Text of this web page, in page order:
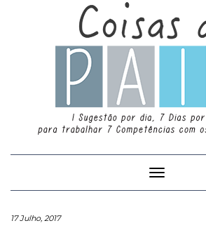
Toggle
Navigation
17 Julho, 2017